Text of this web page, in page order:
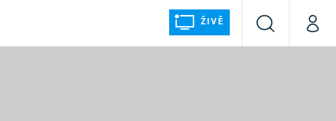
ŽIVĚ
VyhledáváníMůj